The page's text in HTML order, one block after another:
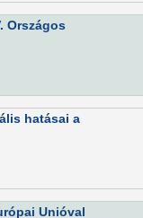
Országos
hatásai a
Unióval